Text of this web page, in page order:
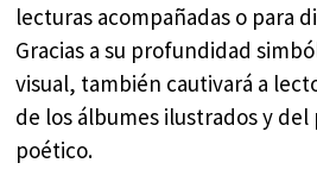
lecturas acompañadas o para
Gracias a su profundidad
visual, también cautivará a
de los álbumes ilustrados y
poético.